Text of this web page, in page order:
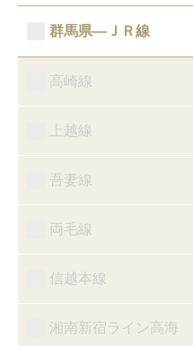
群馬県―ＪＲ線
高崎線
上越線
吾妻線
両毛線
信越本線
湘南新宿ライン高海